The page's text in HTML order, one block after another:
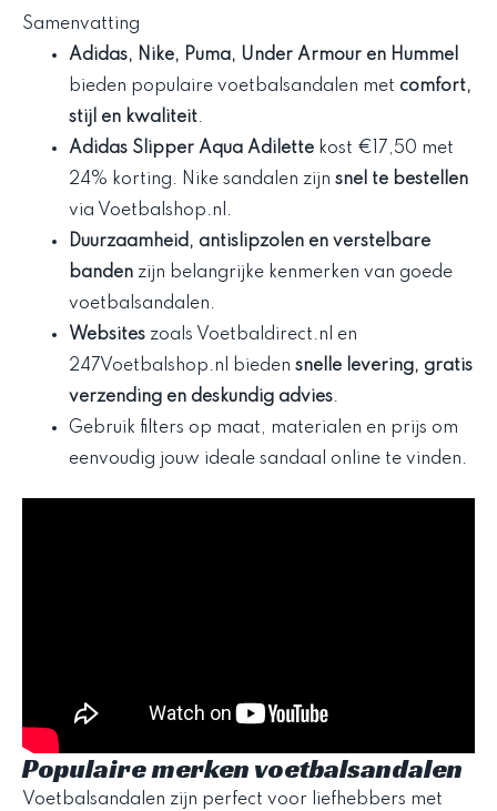
Samenvatting
Adidas, Nike, Puma, Under Armour en Hummel
bieden populaire voetbalsandalen met comfort,
stijl en kwaliteit.
Adidas Slipper Aqua Adilette kost €17,50 met
24% korting. Nike sandalen zijn snel te bestellen
via Voetbalshop.nl.
Duurzaamheid, antislipzolen en verstelbare
banden zijn belangrijke kenmerken van goede
voetbalsandalen.
Websites zoals Voetbaldirect.nl en
247Voetbalshop.nl bieden snelle levering, gratis
verzending en deskundig advies.
Gebruik filters op maat, materialen en prijs om
eenvoudig jouw ideale sandaal online te vinden.
Populaire merken voetbalsandalen
Voetbalsandalen zijn perfect voor liefhebbers met